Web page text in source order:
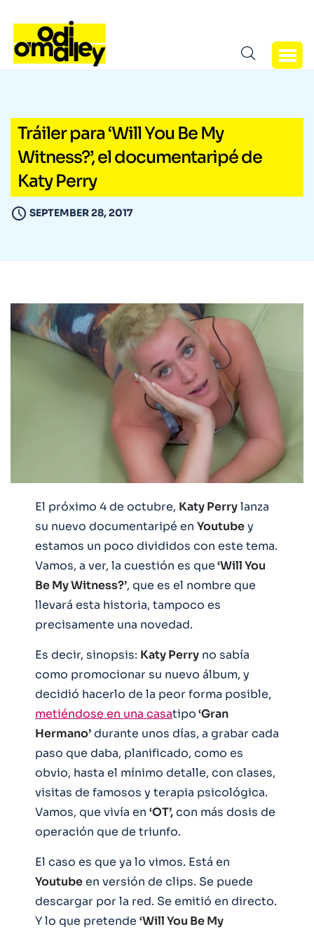
Tráiler para ‘Will You Be My
Witness?’, el documentaripé de
Katy Perry
SEPTEMBER 28, 2017
El próximo 4 de octubre, Katy Perrylanza
su nuevo documentaripé en Youtubey
estamos un poco divididos con este tema.
Vamos, a ver, la cuestión es que‘Will You
Be My Witness?’, que es el nombre que
llevará esta historia, tampoco es
precisamente una novedad.
Es decir, sinopsis: Katy Perry no sabía
como promocionar su nuevo álbum, y
decidió hacerlo de la peor forma posible,
metiéndose en una casatipo‘Gran
Hermano’durante unos días, a grabar cada
paso que daba, planificado, como es
obvio, hasta el mínimo detalle, con clases,
visitas de famosos y terapia psicológica.
Vamos, que vivía en ‘OT’,con más dosis de
operación que de triunfo.
El caso es que ya lo vimos. Está en
Youtubeen versión de clips. Se puede
descargar por la red. Se emitió en directo.
Y lo que pretende ‘Will You Be My